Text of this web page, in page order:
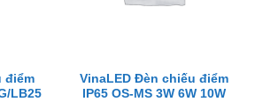
điểm
LB25
VinaLED Đèn chiếu điểm
IP65 OS-MS 3W 6W 10W